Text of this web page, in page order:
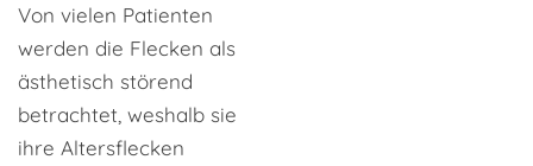
Von vielen Patienten
werden die Flecken als
ästhetisch störend
betrachtet, weshalb sie
ihre Altersflecken